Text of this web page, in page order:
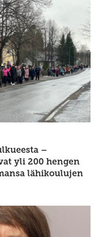
–
yli 200 hengen
lähikoulujen